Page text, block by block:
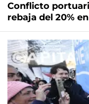
Conflicto
rebaja del 20%